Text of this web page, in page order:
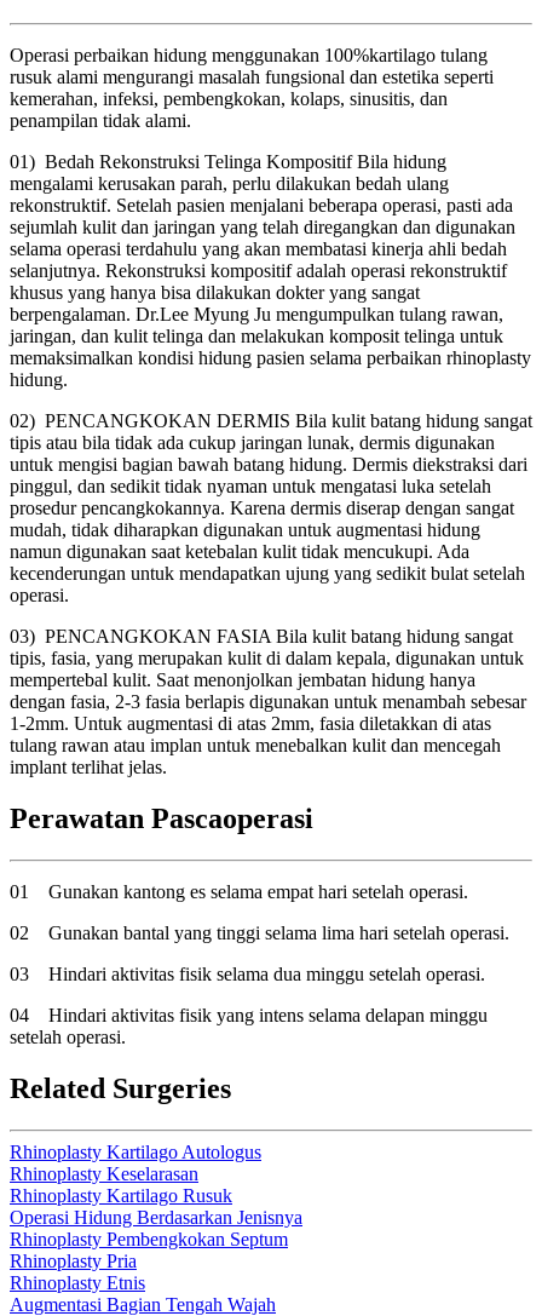
Operasi perbaikan hidung menggunakan 100%kartilago tulang
rusuk alami mengurangi masalah fungsional dan estetika seperti
kemerahan, infeksi, pembengkokan, kolaps, sinusitis, dan
penampilan tidak alami.
01) Bedah Rekonstruksi Telinga KompositifBila hidung
mengalami kerusakan parah, perlu dilakukan bedah ulang
rekonstruktif. Setelah pasien menjalani beberapa operasi, pasti ada
sejumlah kulit dan jaringan yang telah diregangkan dan digunakan
selama operasi terdahulu yang akan membatasi kinerja ahli bedah
selanjutnya. Rekonstruksi kompositif adalah operasi rekonstruktif
khusus yang hanya bisa dilakukan dokter yang sangat
berpengalaman. Dr.Lee Myung Ju mengumpulkan tulang rawan,
jaringan, dan kulit telinga dan melakukan komposit telinga untuk
memaksimalkan kondisi hidung pasien selama perbaikan rhinoplasty
hidung.
02) PENCANGKOKAN DERMIS Bila kulit batang hidung sangat
tipis atau bila tidak ada cukup jaringan lunak, dermis digunakan
untuk mengisi bagian bawah batang hidung. Dermis diekstraksi dari
pinggul, dan sedikit tidak nyaman untuk mengatasi luka setelah
prosedur pencangkokannya. Karena dermis diserap dengan sangat
mudah, tidak diharapkan digunakan untuk augmentasi hidung
namun digunakan saat ketebalan kulit tidak mencukupi. Ada
kecenderungan untuk mendapatkan ujung yang sedikit bulat setelah
operasi.
03) PENCANGKOKAN FASIA Bila kulit batang hidung sangat
tipis, fasia, yang merupakan kulit di dalam kepala, digunakan untuk
mempertebal kulit. Saat menonjolkan jembatan hidung hanya
dengan fasia, 2-3 fasia berlapis digunakan untuk menambah sebesar
1-2mm. Untuk augmentasi di atas 2mm, fasia diletakkan di atas
tulang rawan atau implan untuk menebalkan kulit dan mencegah
implant terlihat jelas.
Perawatan Pascaoperasi
01
Gunakan kantong es selama empat hari setelah operasi.
02 Gunakan bantal yang tinggi selama lima hari setelah operasi.
03 Hindari aktivitas fisik selama dua minggu setelah operasi.
04 Hindari aktivitas fisik yang intens selama delapan minggu
setelah operasi.
Related Surgeries
Rhinoplasty Kartilago Autologus
Rhinoplasty Keselarasan
Rhinoplasty Kartilago Rusuk
Operasi Hidung Berdasarkan Jenisnya
Rhinoplasty Pembengkokan Septum
Rhinoplasty Pria
Rhinoplasty Etnis
Augmentasi Bagian Tengah Wajah